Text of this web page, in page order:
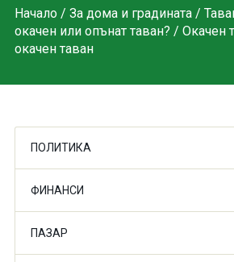
Начало/ За дома и градината/
окачен или опънат таван? / Окачен
окачен таван
ПОЛИТИКА
ФИНАНСИ
ПАЗАР